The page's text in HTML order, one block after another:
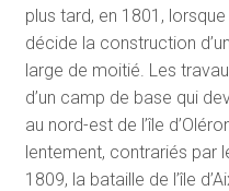
plus tard, en 1801,
décide la construction
large de moitié. Les
d’un camp de base qui
au nord-est de l’île
lentement, contrariés par
1809, la bataille de l’île